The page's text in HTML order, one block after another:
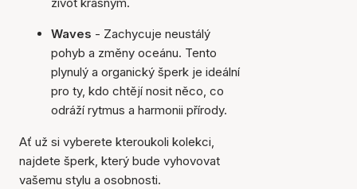
Waves - Zachycuje neustálý
pohyb a změny oceánu. Tento
plynulý a organický šperk je ideální
pro ty, kdo chtějí nosit něco, co
odráží rytmus a harmonii přírody.
Ať už si vyberete kteroukoli kolekci,
najdete šperk, který bude vyhovovat
vašemu stylu a osobnosti.